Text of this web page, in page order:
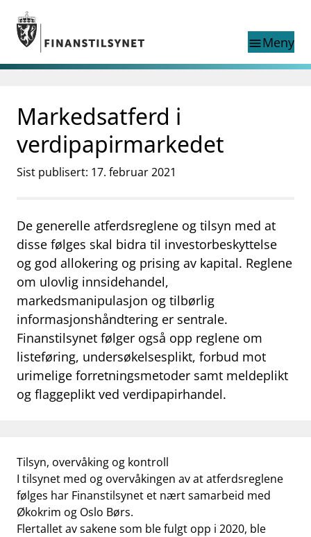
Gå til hovedinnhold
Gå til søkesiden
menuMeny
nettstedet
language
English
English
English home page
Tilsyn
Aktuelt
Finanstilsynets registre
supervisor_account Forbrukerinformasjon
businessOm Finanstilsynet
mail_outline Kontakt oss
work_outlineJobb hos oss
dashboard Informasjon for investorer
notifications_noneAbonner på nyhetsvarsel
Markedsatferd i
verdipapirmarkedet
Sist publisert: 17. februar 2021
De generelle atferdsreglene og tilsyn med at
disse følges skal bidra til investorbeskyttelse
og god allokering og prising av kapital. Reglene
om ulovlig innsidehandel,
markedsmanipulasjon og tilbørlig
informasjonshåndtering er sentrale.
Finanstilsynet følger også opp reglene om
listeføring, undersøkelsesplikt, forbud mot
urimelige forretningsmetoder samt meldeplikt
og flaggeplikt ved verdipapirhandel.
Tilsyn, overvåking og kontroll
I tilsynet med og overvåkingen av at atferdsreglene
følges har Finanstilsynet et nært samarbeid med
Økokrim og Oslo Børs.
Flertallet av sakene som ble fulgt opp i 2020, ble